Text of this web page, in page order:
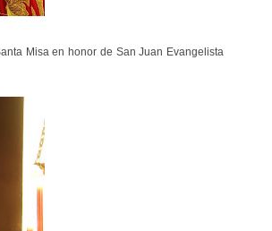
Misa en honor de San Juan Evangelista